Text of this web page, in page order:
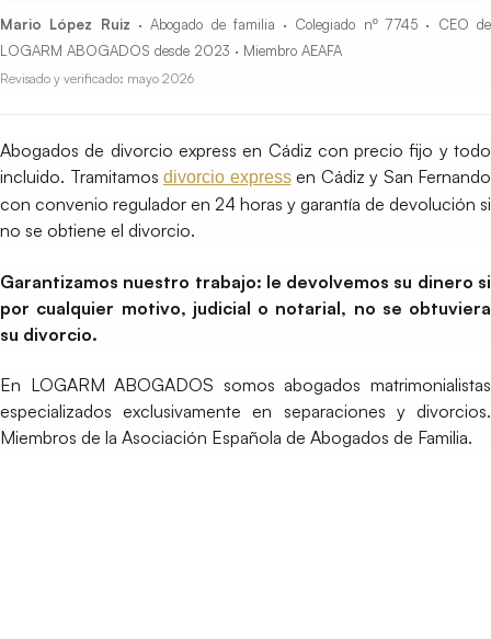
Mario López Ruiz · Abogado de familia · Colegiado nº 7745 · CEO de
LOGARM ABOGADOS desde 2023 · Miembro AEAFA
Revisado y verificado: mayo 2026
Abogados de divorcio express en Cádiz con precio fijo y todo
incluido. Tramitamos divorcio expressen Cádiz y San Fernando
con convenio regulador en 24 horas y garantía de devolución si
no se obtiene el divorcio.
Garantizamos nuestro trabajo: le devolvemos su dinero si
por cualquier motivo, judicial o notarial, no se obtuviera
su divorcio.
En LOGARM ABOGADOS somos abogados matrimonialistas
especializados exclusivamente en separaciones y divorcios.
Miembros de la Asociación Española de Abogados de Familia.